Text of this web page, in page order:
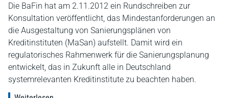
Die BaFin hat am 2.11.2012 ein Rundschreiben zur
Konsultation veröffentlicht, das Mindestanforderungen an
die Ausgestaltung von Sanierungsplänen von
Kreditinstituten (MaSan) aufstellt. Damit wird ein
regulatorisches Rahmenwerk für die Sanierungsplanung
entwickelt, das in Zukunft alle in Deutschland
systemrelevanten Kreditinstitute zu beachten haben.